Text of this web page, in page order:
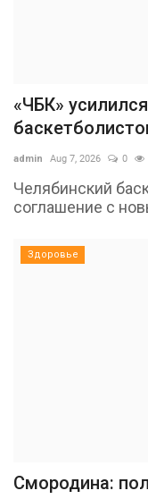
«ЧБК»
admin Aug 7, 2026 0
Челябинский
соглашение с
Здоровье
Смородина: